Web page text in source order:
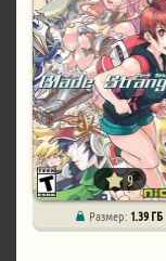
9
Размер: 1.39 ГБ